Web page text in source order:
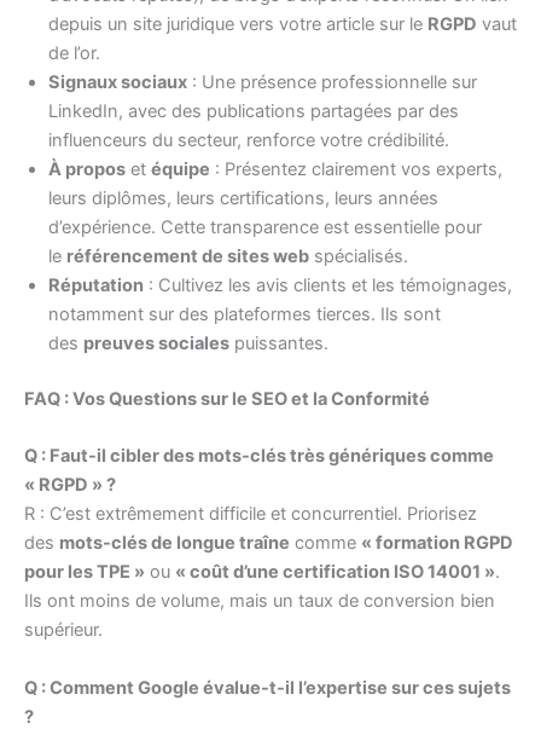
depuis un site juridique vers votre article sur le RGPD vaut
de l’or.
Signaux sociaux : Une présence professionnelle sur
LinkedIn, avec des publications partagées par des
influenceurs du secteur, renforce votre crédibilité.
À propos et équipe : Présentez clairement vos experts,
leurs diplômes, leurs certifications, leurs années
d’expérience. Cette transparence est essentielle pour
le référencement de sites web spécialisés.
Réputation : Cultivez les avis clients et les témoignages,
notamment sur des plateformes tierces. Ils sont
des preuves sociales puissantes.
FAQ : Vos Questions sur le SEO et la Conformité
Q : Faut-il cibler des mots-clés très génériques comme
« RGPD » ?
R : C’est extrêmement difficile et concurrentiel. Priorisez
des mots-clés de longue traîne comme « formation RGPD
pour les TPE » ou « coût d’une certification ISO 14001 ».
Ils ont moins de volume, mais un taux de conversion bien
supérieur.
Q : Comment Google évalue-t-il l’expertise sur ces sujets
?